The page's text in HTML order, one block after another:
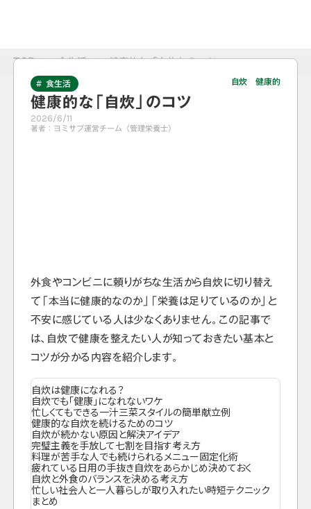
TOP > 食生活 > 健康的な「自炊」のコツ
# 食生活 自炊 健康的
健康的な「自炊」のコツ
2026/6/11
著者： ヨミサプ運営チーム（管理栄養士）
外食やコンビニに頼りがちな生活から自炊に切り替え
て「本当に健康的なのか」「栄養は足りているのか」と
不安に感じている人は少なくありません。この記事で
は、自炊で健康を整えたい人が知っておきたい基本と
コツが分かる内容を紹介します。
自炊は健康になれる？
自炊でも「健康」になれないワケ
忙しくてもできる一汁三菜スタイルの簡単献立例
健康的な自炊を続けるためのコツ
自炊が続かない原因と解決アイデア
完璧主義を手放して七割を目指す考え方
料理が苦手な人でも続けられるメニュー固定化術
疲れている日用の手抜き自炊をあらかじめ決めておく
自炊と外食のバランスを決める考え方
忙しい社会人と一人暮らしが取り入れたい時短テクニック
まとめ